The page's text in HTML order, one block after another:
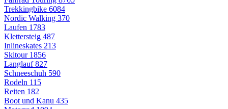
Trekkingbike 6084
Nordic Walking 370
Laufen 1783
Klettersteig 487
Inlineskates 213
Skitour 1856
Langlauf827
Schneeschuh 590
Rodeln 115
Reiten 182
Boot und Kanu 435